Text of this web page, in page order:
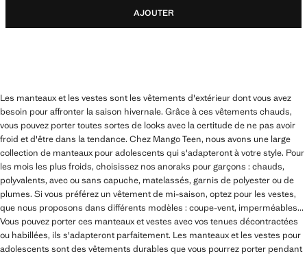
AJOUTER
Les manteaux et les vestes sont les vêtements d'extérieur dont vous avez
besoin pour affronter la saison hivernale. Grâce à ces vêtements chauds,
vous pouvez porter toutes sortes de looks avec la certitude de ne pas avoir
froid et d'être dans la tendance. Chez Mango Teen, nous avons une large
collection de manteaux pour adolescents qui s'adapteront à votre style. Pour
les mois les plus froids, choisissez nos anoraks pour garçons : chauds,
polyvalents, avec ou sans capuche, matelassés, garnis de polyester ou de
plumes. Si vous préférez un vêtement de mi-saison, optez pour les vestes,
que nous proposons dans différents modèles : coupe-vent, imperméables...
Vous pouvez porter ces manteaux et vestes avec vos tenues décontractées
ou habillées, ils s'adapteront parfaitement. Les manteaux et les vestes pour
adolescents sont des vêtements durables que vous pourrez porter pendant